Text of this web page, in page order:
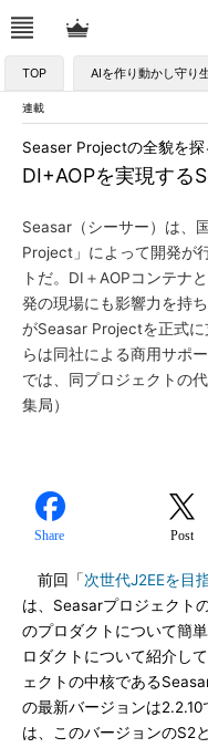
TOP AIを作り動かし守り
連載
DI+AOPを実現する
Seaser Projectの全貌を探
Seasar（シーサー）は、
Project」によって開発が
トだ。DI＋AOPコンテナ
発の現場にも影響力を持
がSeasar Projectを正式
らは同社による商用サポ
では、同プロジェクトの
集局）
Share Post
前回「次世代J2EEを目
は、Seasarプロジェクト
のプロダクトについて簡
ロダクトについて紹介し
ェクトの中核である
の最新バージョンは
は、このバージョンのS2